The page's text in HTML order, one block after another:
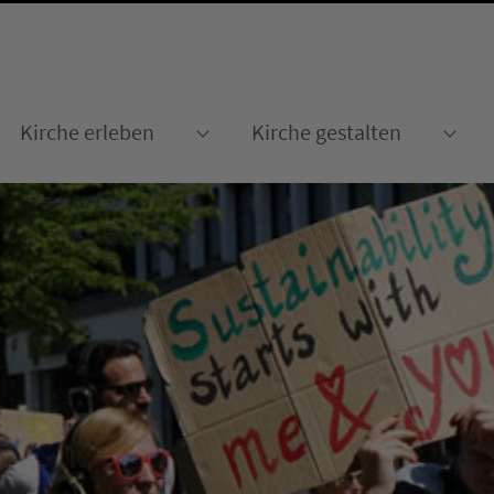
Kirche erleben
Kirche gestalten